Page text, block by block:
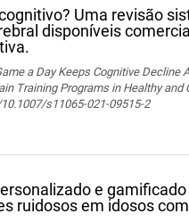
Uma revisão
disponíveis
a Day Keeps Cognitive Decline
Training Programs in Healthy and
s11065-021-09515-2
e
ruidosos em idosos